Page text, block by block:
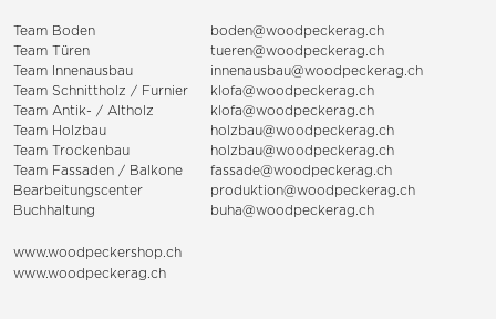
Team Boden
boden@woodpeckerag.ch
Team Türen
tueren@woodpeckerag.ch
Team Innenausbau
innenausbau@woodpeckerag.ch
Team Schnittholz / Furnier
klofa@woodpeckerag.ch
Team Antik- / Altholz
klofa@woodpeckerag.ch
Team Holzbau
holzbau@woodpeckerag.ch
Team Trockenbau
holzbau@woodpeckerag.ch
Team Fassaden / Balkone
fassade@woodpeckerag.ch
Bearbeitungscenter
produktion@woodpeckerag.ch
Buchhaltung
buha@woodpeckerag.ch
www.woodpeckershop.ch
www.woodpeckerag.ch